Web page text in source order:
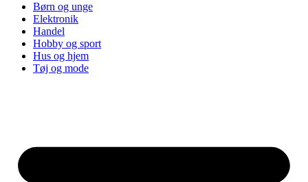
Børn og unge
Elektronik
Handel
Hobby og sport
Hus og hjem
Tøj og mode